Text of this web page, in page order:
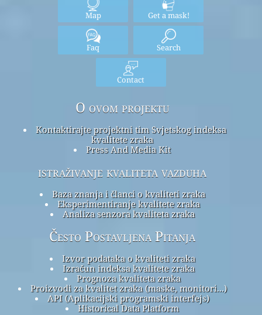
Map Get a mask!
Faq Search
Contact
O ovom projektu
Kontaktirajte projektni tim Svjetskog indeksa
kvalitete zraka
Press And Media Kit
istraživanje kvaliteta vazduha
Baza znanja i članci o kvaliteti zraka
Eksperimentiranje kvalitete zraka
Analiza senzora kvaliteta zraka
Često Postavljena Pitanja
Izvor podataka o kvaliteti zraka
Izračun indeksa kvalitete zraka
Prognoza kvaliteta zraka
Proizvodi za kvalitet zraka (maske, monitori...)
API (Aplikacijski programski interfejs)
Historical Data Platform